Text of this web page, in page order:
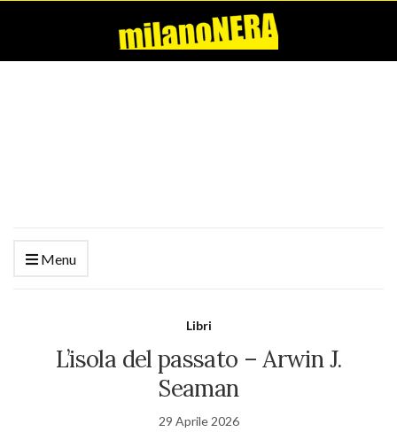
Menu
Libri
L’isola del passato – Arwin J.
Seaman
29 Aprile 2026